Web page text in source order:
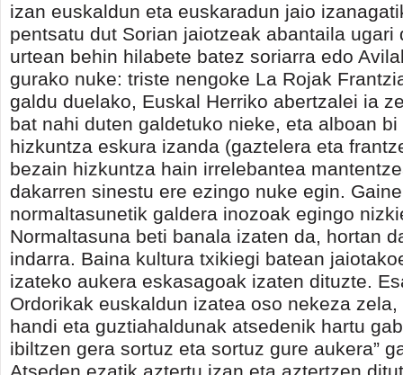
izan euskaldun eta euskaradun jaio
pentsatu dut Sorian jaiotzeak abantaila ugari
urtean behin hilabete batez soriarra edo
gurako nuke: triste nengoke La Rojak
galdu duelako, Euskal Herriko abertzalei ia
bat nahi duten galdetuko nieke, eta alboan bi
hizkuntza eskura izanda (gaztelera eta
bezain hizkuntza hain irrelebantea
dakarren sinestu ere ezingo nuke egin.
normaltasunetik galdera inozoak egingo
Normaltasuna beti banala izaten da, hortan
indarra. Baina kultura txikiegi batean
izateko aukera eskasagoak izaten dituzte.
Ordorikak euskaldun izatea oso nekeza
handi eta guztiahaldunak atsedenik hartu
ibiltzen gera sortuz eta sortuz gure aukera”